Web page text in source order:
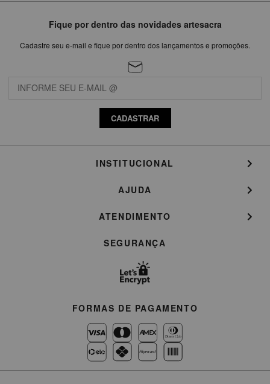
Fique por dentro das novidades artesacra
Cadastre seu e-mail e fique por dentro dos lançamentos e promoções.
CADASTRAR
INSTITUCIONAL
AJUDA
ATENDIMENTO
SEGURANÇA
FORMAS DE PAGAMENTO